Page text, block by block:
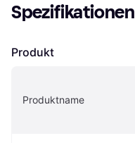
Spezifikationen
Produkt
Produktname